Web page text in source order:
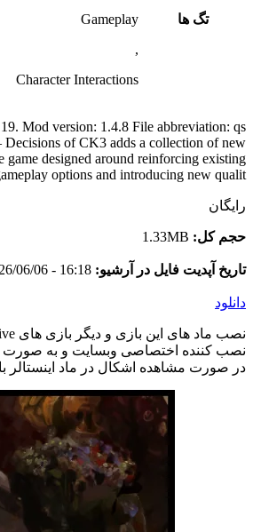
تگ ها
Gameplay
,
Character Interactions
Mod version: 1.4.8 File abbreviation: qs
Decisions of CK3 adds a collection of new
game designed around reinforcing existing
options and introducing new qualit
رایگان
حجم کل: 1.33MB
تاریخ آپدیت فایل در آرشیو: 16:18 - 2026/06/06
دانلود
نصب کننده اختصاصی وبسایت و به صورت
در صورت مشاهده اشکال در ماد اینستالر